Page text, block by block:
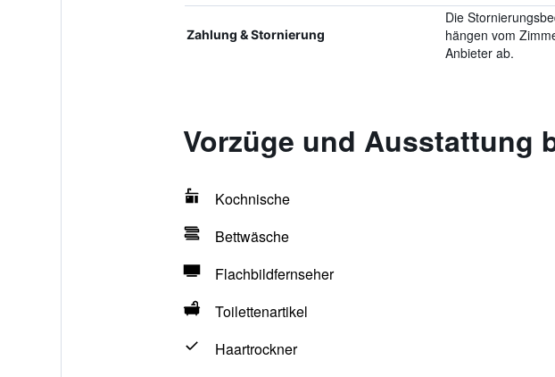
Zahlung & Stornierung
Die
hängen vom
Anbieter ab.
Vorzüge und Ausstattung
Kochnische
Bettwäsche
Flachbildfernseher
Toilettenartikel
Haartrockner